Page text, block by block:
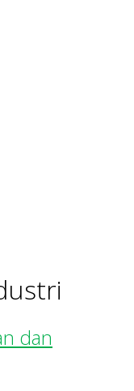
dan